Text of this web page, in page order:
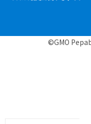
©GMO